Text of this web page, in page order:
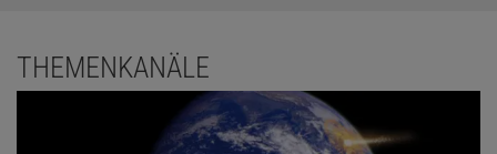
THEMENKANÄLE